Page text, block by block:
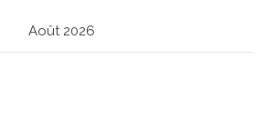
Août 2026